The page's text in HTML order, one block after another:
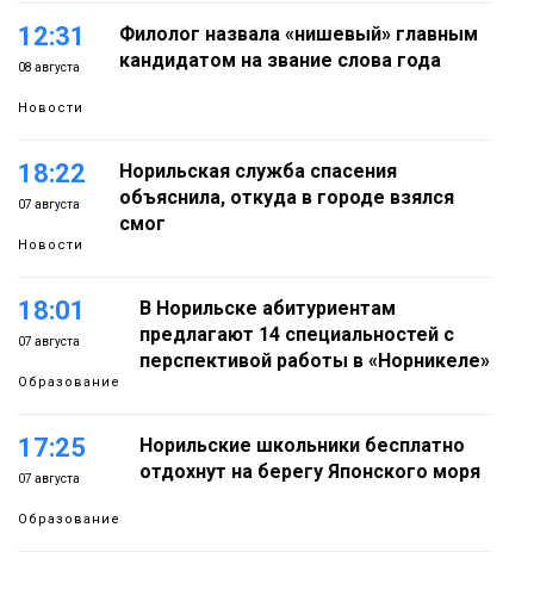
12:31
08 августа
Новости
Филолог назвала «нишевый» главным
кандидатом на звание слова года
18:22
07 августа
Новости
Норильская служба спасения
объяснила, откуда в городе взялся
смог
18:01
07 августа
Образование
В Норильске абитуриентам
предлагают 14 специальностей с
перспективой работы в «Норникеле»
17:25
07 августа
Образование
Норильские школьники бесплатно
отдохнут на берегу Японского моря